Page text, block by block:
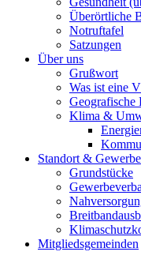
Überörtliche
Notruftafel
Satzungen
Über uns
Grußwort
Was ist eine
Geografische
Klima &
Standort & Gewerbe
Grundstücke
Mitgliedsgemeinden